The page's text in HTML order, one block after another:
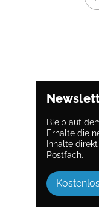
Bleib auf
Erhalte die
Inhalte
Postfach.